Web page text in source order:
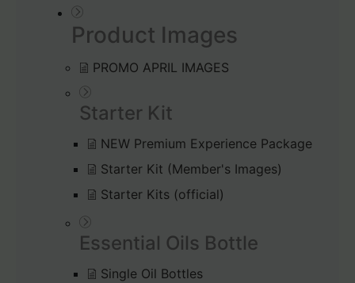
Product Images
PROMO APRIL IMAGES
Starter Kit
NEW Premium Experience Package
Starter Kit (Member's Images)
Starter Kits (official)
Essential Oils Bottle
Single Oil Bottles